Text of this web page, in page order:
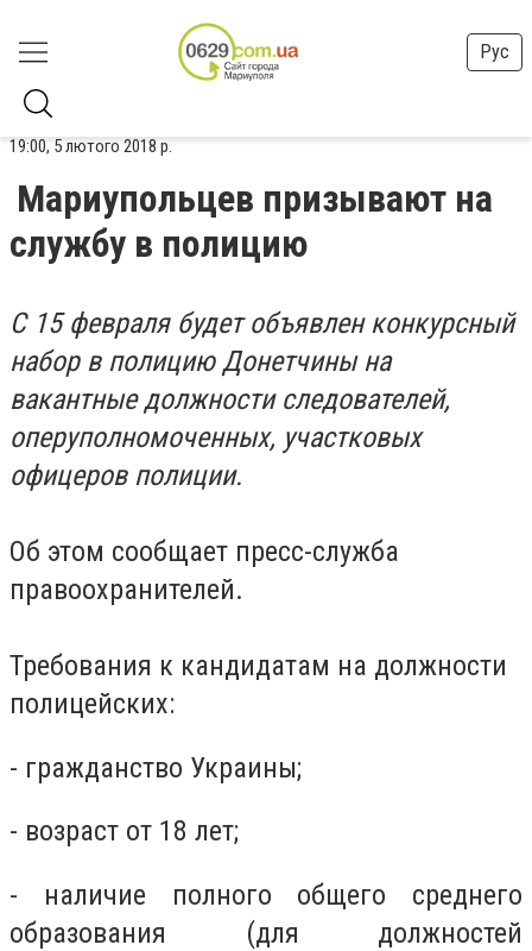
Рус
19:00, 5 лютого 2018 р.
Мариупольцев призывают на
службу в полицию
С 15 февраля будет объявлен конкурсный
набор в полицию Донетчинына
вакантные должности следователей,
оперуполномоченных, участковых
офицеров полиции.
Об этом сообщает пресс-служба
правоохранителей.
Требования к кандидатам на должности
полицейских:
- гражданство Украины;
- возраст от 18 лет;
- наличие полного общего среднего
образования (для должностей